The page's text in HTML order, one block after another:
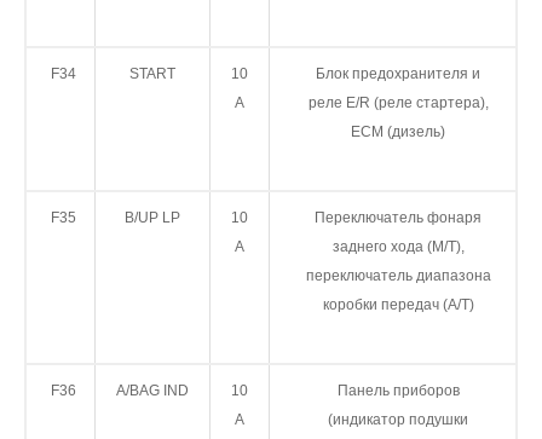
F34 START
10
А
Блок предохранителя и
реле E/R (реле стартера),
ECM (дизель)
F35 B/UP LP
10
А
Переключатель фонаря
заднего хода (M/T),
переключатель диапазона
коробки передач (A/T)
F36 A/BAG IND
10
А
Панель приборов
(индикатор подушки